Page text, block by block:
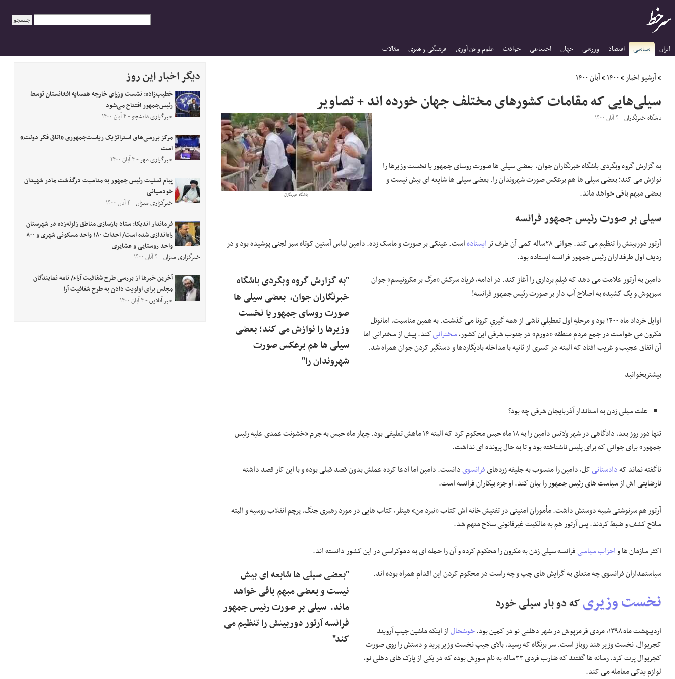
ایران سیاسی اقتصاد ورزشی جهان اجتماعی حوادث علوم و فن آوری فرهنگی و هنری مقالات
»آرشیو اخبار»۱۴۰۰»آبان ۱۴۰۰
سیلی‌هایی که مقامات کشور‌های مختلف جهان خورده اند + تصاویر
باشگاه خبرنگاران
باشگاه خبرنگاران- ۴ آبان ۱۴۰۰
به گزارشگروه وبگردی باشگاه خبرنگاران جوان، بعضی سیلی ها صورت روسای جمهور یا نخست وزیرها را
نوازش می کند؛ بعضی سیلی ها هم برعکس صورت شهروندان را. بعضی سیلی ها شایعه ای بیش نیست و
بعضی مبهم باقی خواهد ماند.
سیلی بر صورت رئیس جمهور فرانسه
آرتور دوربینش را تنظیم می کند. جوانی ۲۸ساله کمی آن طرف تر ایستادهاست. عینکی بر صورت و ماسک زده. دامین لباس آستین کوتاه سبز لجنی پوشیده بود و در
ردیف اول طرفداران رئیس جمهور فرانسه ایستاده بود.
"به گزارش گروه وبگردی باشگاه
خبرنگاران جوان، بعضی سیلی ها
صورت روسای جمهور یا نخست
وزیرها را نوازش می کند؛ بعضی
سیلی ها هم برعکس صورت
شهروندان را"
دامین به آرتور علامت می دهد که فیلم برداری را آغاز کند. در ادامه، فریاد سرکش «مرگ بر مکرونیسم»ِ جوان
سبزپوش و یک کشیده به اصلاح آب دار بر صورت رئیس جمهور فرانسه!
اوایل خرداد ماه ۱۴۰۰ بود و مرحلهِ اول تعطیلیِ ناشی از همه گیریِ کرونا می گذشت. به همین مناسبت، امانوئل
مکرون می خواست در جمع مردم منطقه «دورم» در جنوب شرقی این کشور،سخنرانیکند. پیش از سخنرانی اما
آن اتفاق عجیب و غریب افتاد که البته در کسری از ثانیه با مداخله بادیگاردها و دستگیر کردن جوان همراه شد.
بیشتربخوانید
علت سیلی زدن به استاندار آذربایجان شرقی چه بود؟
تنها دور روز بعد، دادگاهی در شهر ولانس دامین را به ۱۸ ماه حبس محکوم کرد که البته ۱۴ ماهش تعلیقی بود. چهار ماه حبس به جرم «خشونت عمدی علیه رئیس
جمهور» برای جوانی که برای پلیس ناشناخته بود و تا به حال پرونده ای نداشت.
ناگفته نماند کهدادستانیکل، دامین را منسوب به جلیقه زردهایفرانسویدانست. دامین اما ادعا کرده عملش بدون قصد قبلی بوده و با این کار قصد داشته
نارضایتی اش از سیاست های رئیس جمهور را بیان کند. او جزء بیکاران فرانسه است.
آرتور هم سرنوشتی شبیه دوستش داشت. مأموران امنیتی در تفتیش خانه اش کتاب «نبرد من» هیتلر، کتاب هایی در مورد رهبری جنگ، پرچم انقلاب روسیه و البته
سلاح کشف و ضبط کردند. پس آرتور هم به مالکیت غیرقانونی سلاح متهم شد.
اکثر سازمان ها واحزاب سیاسیفرانسه سیلی زدن به مکرون را محکوم کرده و آن را حمله ای به دموکراسی در این کشور دانسته اند.
"بعضی سیلی ها شایعه ای بیش
نیست و بعضی مبهم باقی خواهد
ماند. سیلی بر صورت رئیس جمهور
فرانسه آرتور دوربینش را تنظیم می
کند"
سیاستمداران فرانسوی چه متعلق به گرایش های چپ و چه راست در محکوم کردن این اقدام همراه بوده اند.
نخست وزیریکه دو بار سیلی خورد
اردیبهشت ماه ۱۳۹۸، مردی قرمزپوش در شهر دهلنی نو در کمین بود. خوشحالاز اینکه ماشین جیپ آرویند
کجریوال، نخست وزیر هند روباز است. سر بزنگاه که رسید، بالای جیپ نخست وزیر پرید و دستش را روی صورت
کجریوال پرت کرد. رسانه ها گفتند که ضارب فردی ۳۳ساله به نام سورِش بوده که در یکی از پارک های دهلی نو،
لوازم یدکی معامله می کند.
دیگر اخبار این روز
خطیب‌زاده: نشست وزرای خارجه همسایه افغانستان توسط
رئیس‌جمهور افتتاح می‌شود
خبرگزاری دانشجو- ۴ آبان ۱۴۰۰
مرکز بررسی‌های استراتژیک ریاست‌جمهوری «اتاق فکر دولت»
است
خبرگزاری مهر- ۴ آبان ۱۴۰۰
پیام تسلیت رئیس جمهور به مناسبت درگذشت مادر شهیدان
خودسیانی
خبرگزاری میزان- ۴ آبان ۱۴۰۰
فرماندار اندیکا: ستاد بازسازی مناطق زلزله‌زده در شهرستان
راه‌اندازی شده است/ احداث ۱۸۰ واحد مسکونی شهری و ۸۰۰
واحد روستایی و عشایری
خبرگزاری میزان- ۴ آبان ۱۴۰۰
آخرین خبرها از بررسی طرح شفافیت آراء/ نامه نمایندگان
مجلس برای اولویت دادن به طرح شفافیت آرا
خبر آنلاین- ۴ آبان ۱۴۰۰